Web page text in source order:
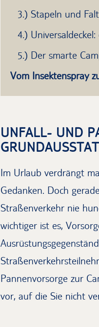
3.) Stapeln und
4.)
5.) Der smarte
Vom Insektenspray
UNFALL- UND
Im Urlaub verdrängt
Gedanken. Doch
Straßenverkehr nie
wichtiger ist es,
Pannenvorsorge zur
vor, auf die Sie nicht